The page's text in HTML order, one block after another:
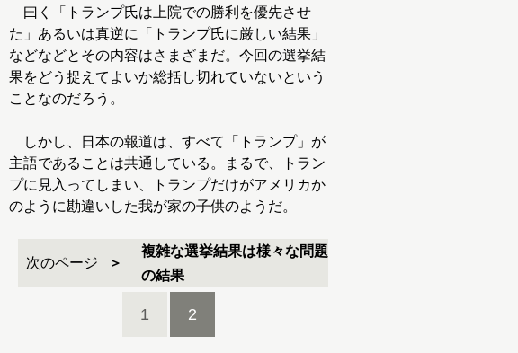
曰く「トランプ氏は上院での勝利を優先させ
た」あるいは真逆に「トランプ氏に厳しい結果」
などなどとその内容はさまざまだ。今回の選挙結
果をどう捉えてよいか総括し切れていないという
ことなのだろう。
しかし、日本の報道は、すべて「トランプ」が
主語であることは共通している。まるで、トラン
プに見入ってしまい、トランプだけがアメリカか
のように勘違いした我が家の子供のようだ。
次のページ
複雑な選挙結果は様々な問題
の結果
1 2